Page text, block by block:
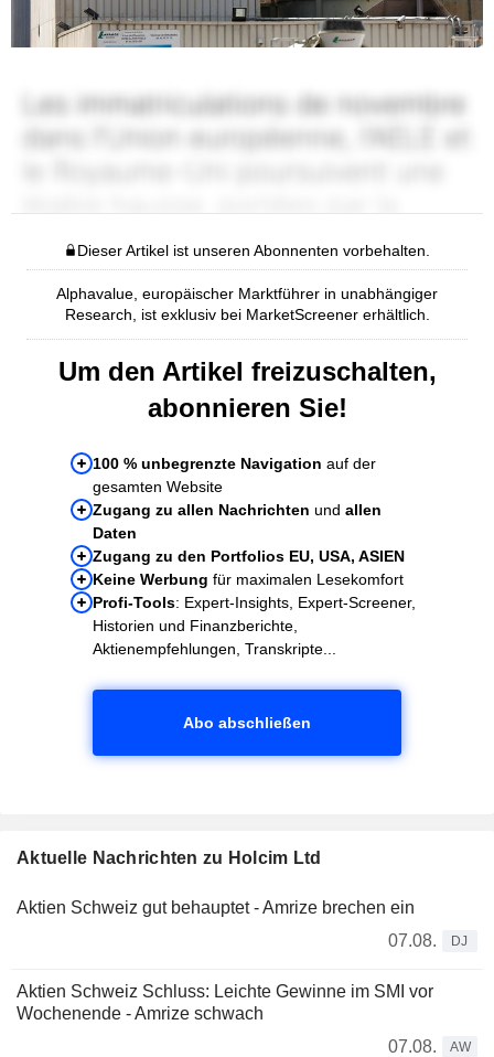
Dieser Artikel ist unseren Abonnenten vorbehalten.
Alphavalue, europäischer Marktführer in unabhängiger
Research, ist exklusiv bei MarketScreener erhältlich.
Um den Artikel freizuschalten,
abonnieren Sie!
100 % unbegrenzte Navigation auf der
gesamten Website
Zugang zu allen Nachrichten und allen
Daten
Zugang zu den Portfolios EU, USA, ASIEN
Keine Werbung für maximalen Lesekomfort
Profi-Tools: Expert-Insights, Expert-Screener,
Historien und Finanzberichte,
Aktienempfehlungen, Transkripte...
Abo abschließen
Aktuelle Nachrichten zu Holcim Ltd
Aktien Schweiz gut behauptet - Amrize brechen ein
07.08.
DJ
Aktien Schweiz Schluss: Leichte Gewinne im SMI vor
Wochenende - Amrize schwach
07.08.
AW